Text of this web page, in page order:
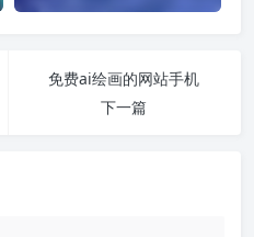
免费ai绘画的网站手机
下一篇